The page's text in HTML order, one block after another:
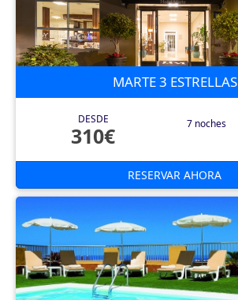
MARTE 3 ESTRELLAS
DESDE
310€ 7 noches
RESERVAR AHORA